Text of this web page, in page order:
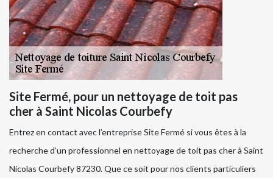
Site Fermé, pour un nettoyage de toit pas
cher à Saint Nicolas Courbefy
Entrez en contact avec l’entreprise Site Fermé si vous êtes à la
recherche d’un professionnel en nettoyage de toit pas cher à Saint
Nicolas Courbefy 87230. Que ce soit pour nos clients particuliers